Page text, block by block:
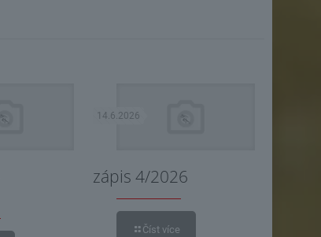
14.6.2026
zápis 4/2026
Číst více